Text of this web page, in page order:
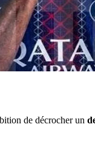
de décrocher un